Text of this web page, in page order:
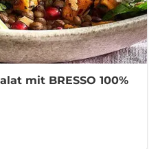
mit BRESSO 100%